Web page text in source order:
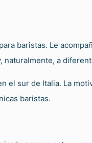
baristas. Le
naturalmente, a
el sur de Italia. La
baristas.